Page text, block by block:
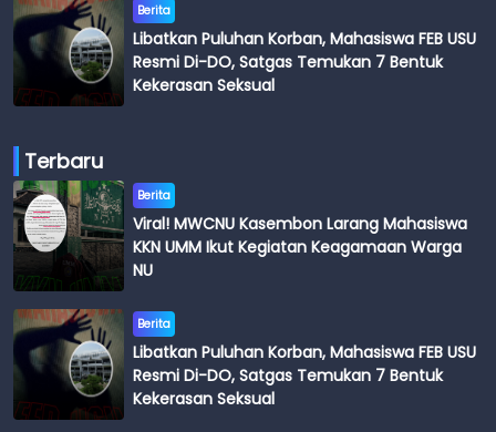
Berita
Libatkan Puluhan Korban, Mahasiswa FEB USU
Resmi Di-DO, Satgas Temukan 7 Bentuk
Kekerasan Seksual
Terbaru
Berita
Viral! MWCNU Kasembon Larang Mahasiswa
KKN UMM Ikut Kegiatan Keagamaan Warga
NU
Berita
Libatkan Puluhan Korban, Mahasiswa FEB USU
Resmi Di-DO, Satgas Temukan 7 Bentuk
Kekerasan Seksual